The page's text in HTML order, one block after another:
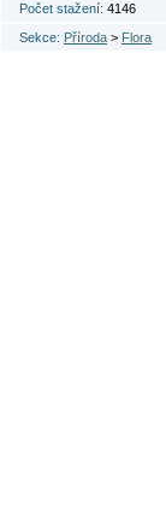
Počet stažení: 4146
Sekce: Příroda > Flora